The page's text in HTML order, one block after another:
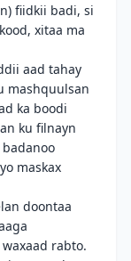
fiidkii badi, si
xitaa ma
aad tahay
mashquulsan
ka boodi
ku filnayn
maskax
doontaa
rabto.